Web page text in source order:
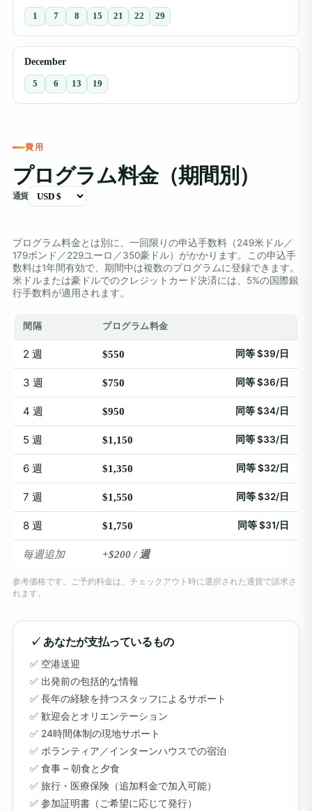
1 7 8 15 21 22 29
December
5 6 13 19
費用
プログラム料金（期間別）
通貨
プログラム料金とは別に、一回限りの申込手数料（249米ドル／
179ポンド／229ユーロ／350豪ドル）がかかります。この申込手
数料は1年間有効で、期間中は複数のプログラムに登録できます。
米ドルまたは豪ドルでのクレジットカード決済には、5%の国際銀
行手数料が適用されます。
間隔 プログラム料金
2 週 $550 同等 $39/日
3 週 $750 同等 $36/日
4 週 $950 同等 $34/日
5 週 $1,150 同等 $33/日
6 週 $1,350 同等 $32/日
7 週 $1,550 同等 $32/日
8 週 $1,750 同等 $31/日
毎週追加 +$200 / 週
参考価格です。ご予約料金は、チェックアウト時に選択された通貨で請求さ
れます。
✓ あなたが支払っているもの
空港送迎
出発前の包括的な情報
長年の経験を持つスタッフによるサポート
歓迎会とオリエンテーション
24時間体制の現地サポート
ボランティア／インターンハウスでの宿泊
食事 – 朝食と夕食
旅行・医療保険（追加料金で加入可能）
参加証明書（ご希望に応じて発行）